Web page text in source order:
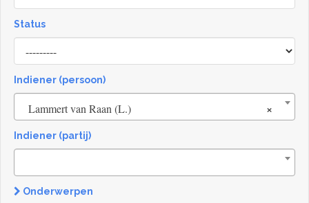
Status
[invalid
name]
Indiener (persoon)
×
Lammert van Raan (L.)
Indiener (partij)
Onderwerpen